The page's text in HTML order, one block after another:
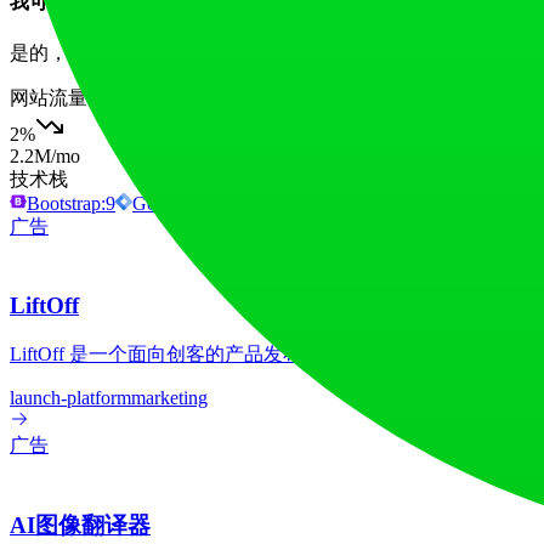
是的，Filmora 提供免费试用版，您可以在决定购买前探索其功
网站流量
2%
2.2M/mo
技术栈
Bootstrap:9
Google Tag Manager
广告
LiftOff
LiftOff 是一个面向创客的产品发布平台，用于发布产品、收
launch-platformmarketing
广告
AI图像翻译器